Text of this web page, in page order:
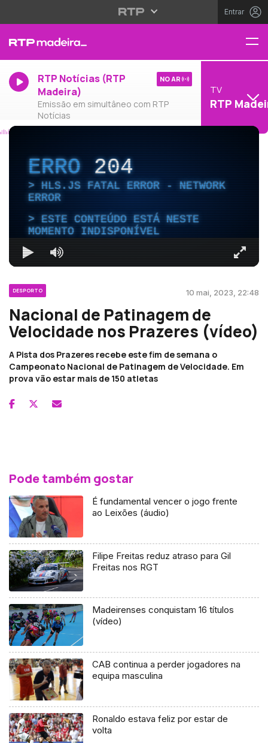
Entrar
RTP Notícias (RTP
Madeira)
Emissão em simultâneo com RTP
Notícias
NO AR
TV
RTP
ERRO204
HLS.JS FATAL ERROR - NETWORK
ERROR
ESTE CONTEÚDO ESTÁ NESTE
MOMENTO INDISPONÍVEL
DESPORTO 10 mai, 2023, 22:48
Nacional de Patinagem de
Velocidade nos Prazeres (vídeo)
A Pista dos Prazeres recebe este fim de semana o
Campeonato Nacional de Patinagem de Velocidade. Em
prova vão estar mais de 150 atletas
Pode também gostar
É fundamental vencer o jogo frente
ao Leixões (áudio)
Filipe Freitas reduz atraso para Gil
Freitas nos RGT
Madeirenses conquistam 16 títulos
(vídeo)
CAB continua a perder jogadores na
equipa masculina
Ronaldo estava feliz por estar de
volta